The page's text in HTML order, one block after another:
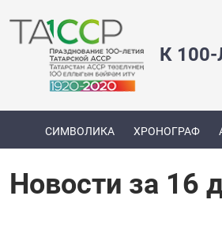
К
СИМВОЛИКА ХРОНОГРАФ
Новости за 16